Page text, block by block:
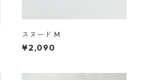
スヌード M
¥2,090